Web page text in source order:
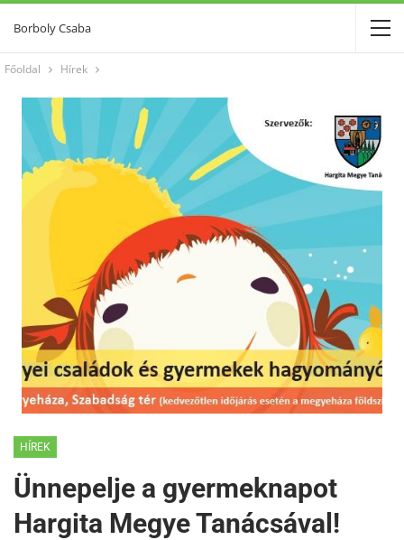
Borboly Csaba
Főoldal Hírek
HÍREK
Ünnepelje a gyermeknapot
Hargita Megye Tanácsával!